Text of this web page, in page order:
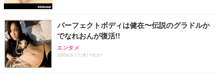
パーフェクトボディは健在〜伝説のグラドルか
でなれおんが復活!!
エンタメ
2009.6.11(木) 16:01